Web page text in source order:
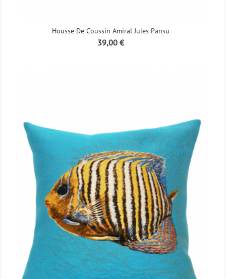
Housse De Coussin Amiral Jules Pansu
Prix
39,00 €